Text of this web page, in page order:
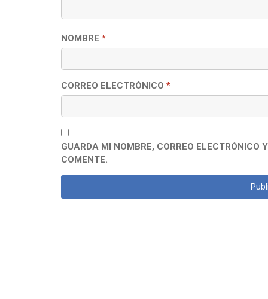
NOMBRE *
CORREO ELECTRÓNICO *
GUARDA MI NOMBRE, CORREO ELECTRÓNICO
COMENTE.